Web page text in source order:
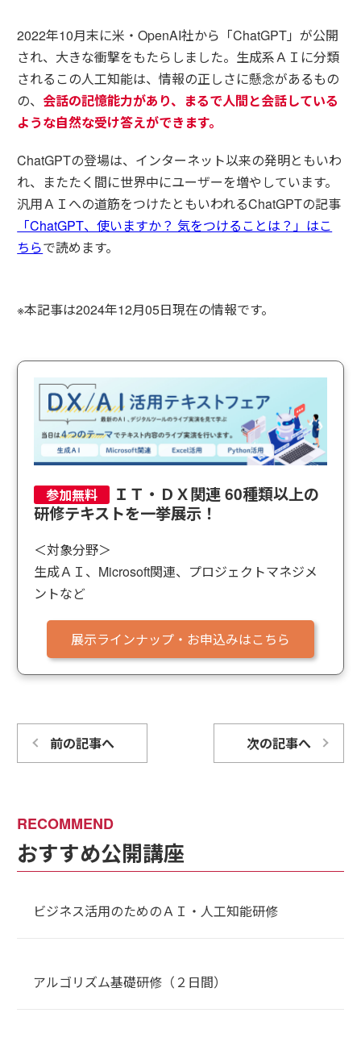
2022年10月末に米・OpenAI社から「ChatGPT」が公開
され、大きな衝撃をもたらしました。生成系ＡＩに分類
されるこの人工知能は、情報の正しさに懸念があるもの
の、 会話の記憶能力があり、まるで人間と会話している
ような自然な受け答えができます。
ChatGPTの登場は、インターネット以来の発明ともいわ
れ、またたく間に世界中にユーザーを増やしています。
汎用ＡＩへの道筋をつけたともいわれるChatGPTの記事
「ChatGPT、使いますか？ 気をつけることは？」はこ
ちらで読めます。
※本記事は2024年12月05日現在の情報です。
ＩＴ・ＤＸ関連 60種類以上の
研修テキストを一挙展示！
＜対象分野＞
生成ＡＩ、Microsoft関連、プロジェクトマネジメ
ントなど
展示ラインナップ・お申込みはこちら
前の記事へ 次の記事へ
おすすめ公開講座
ビジネス活用のためのＡＩ・人工知能研修
アルゴリズム基礎研修（２日間）